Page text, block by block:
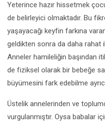
Yeterince hazır hissetmek
de belirleyici olmaktadır. Bu
yaşayacağı keyfin farkına
geldikten sonra da daha rahat
Anneler hamileliğin başından
de fiziksel olarak bir bebeğe
büyümesini fark edebilme
Üstelik annelerinden ve
vurgulanmıştır. Oysa babalar